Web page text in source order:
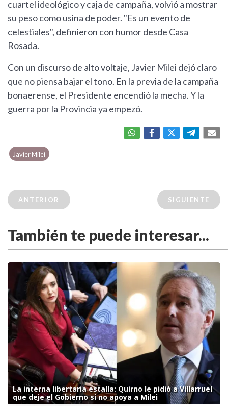
cuartel ideológico y caja de campaña, volvió a mostrar
su peso como usina de poder. "Es un evento de
celestiales", definieron con humor desde Casa
Rosada.
Con un discurso de alto voltaje, Javier Milei dejó claro
que no piensa bajar el tono. En la previa de la campaña
bonaerense, el Presidente encendió la mecha. Y la
guerra por la Provincia ya empezó.
Javier Milei
ANTERIOR SIGUIENTE
También te puede interesar...
La interna libertaria estalla: Quirno le pidió a Villarruel
que deje el Gobierno si no apoya a Milei